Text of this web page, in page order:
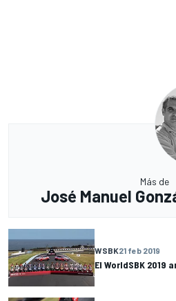
Más de
José Manuel
WSBK21 feb 2019
El WorldSBK 2019